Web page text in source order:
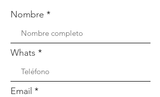
Nombre
Whats
Email